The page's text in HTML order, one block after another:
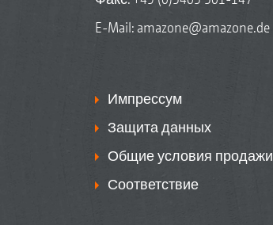
E-Mail: amazone@amazone.de
Импрессум
Защита данных
Общие условия продажи
Соответствие